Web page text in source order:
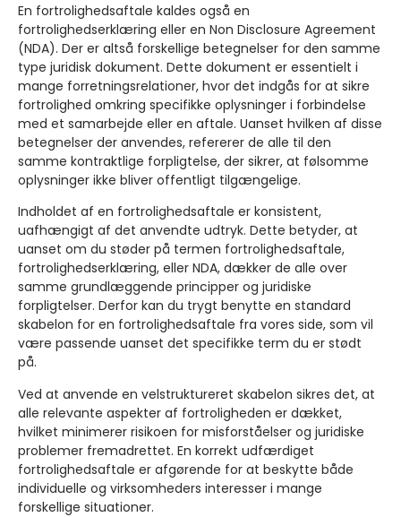
En fortrolighedsaftale kaldes også en
fortrolighedserklæring eller en Non Disclosure Agreement
(NDA). Der er altså forskellige betegnelser for den samme
type juridisk dokument. Dette dokument er essentielt i
mange forretningsrelationer, hvor det indgås for at sikre
fortrolighed omkring specifikke oplysninger i forbindelse
med et samarbejde eller en aftale. Uanset hvilken af disse
betegnelser der anvendes, refererer de alle til den
samme kontraktlige forpligtelse, der sikrer, at følsomme
oplysninger ikke bliver offentligt tilgængelige.
Indholdet af en fortrolighedsaftale er konsistent,
uafhængigt af det anvendte udtryk. Dette betyder, at
uanset om du støder på termen fortrolighedsaftale,
fortrolighedserklæring, eller NDA, dækker de alle over
samme grundlæggende principper og juridiske
forpligtelser. Derfor kan du trygt benytte en standard
skabelon for en fortrolighedsaftale fra vores side, som vil
være passende uanset det specifikke term du er stødt
på.
Ved at anvende en velstruktureret skabelon sikres det, at
alle relevante aspekter af fortroligheden er dækket,
hvilket minimerer risikoen for misforståelser og juridiske
problemer fremadrettet. En korrekt udfærdiget
fortrolighedsaftale er afgørende for at beskytte både
individuelle og virksomheders interesser i mange
forskellige situationer.